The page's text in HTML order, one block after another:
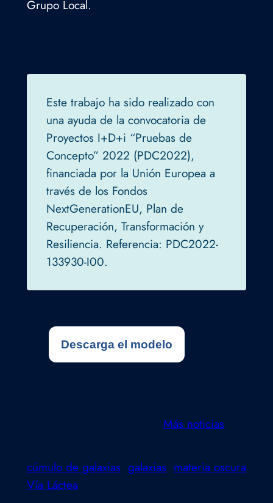
Grupo Local.
Este trabajo ha sido realizado con
una ayuda de la convocatoria de
Proyectos I+D+i “Pruebas de
Concepto” 2022 (PDC2022),
financiada por la Unión Europea a
través de los Fondos
NextGenerationEU, Plan de
Recuperación, Transformación y
Resiliencia. Referencia: PDC2022-
133930-I00.
Descarga el modelo
Más noticias
cúmulo de galaxias galaxias materia oscura
Vía Láctea